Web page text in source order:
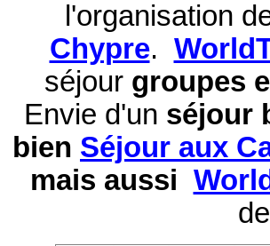
l'organisation
Chypre.
séjour groupes
Envie d'un séjour
bien Séjour aux
mais aussi